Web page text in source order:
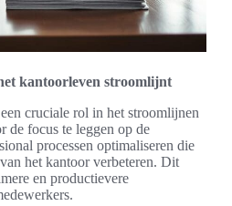
kantoorleven stroomlijnt
cruciale rol in het stroomlijnen
de focus te leggen op de
processen optimaliseren die
het kantoor verbeteren. Dit
en productievere